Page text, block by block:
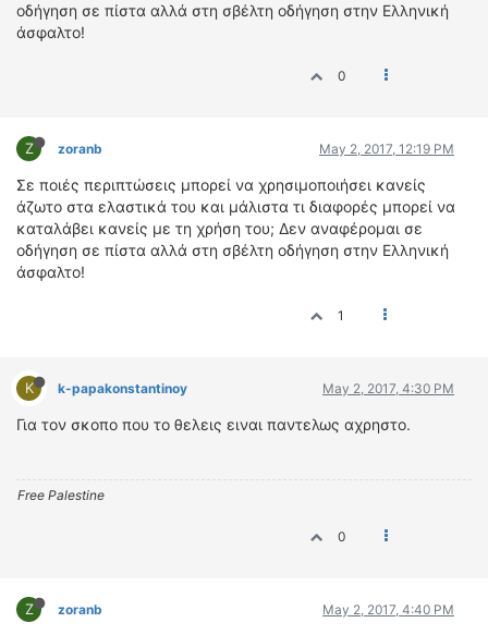
οδήγηση σε πίστα αλλά στη σβέλτη οδήγηση στην Ελληνική
άσφαλτο!
0
Z zoranb May 2, 2017, 12:19 PM
Σε ποιές περιπτώσεις μπορεί να χρησιμοποιήσει κανείς
άζωτο στα ελαστικά του και μάλιστα τι διαφορές μπορεί να
καταλάβει κανείς με τη χρήση του; Δεν αναφέρομαι σε
οδήγηση σε πίστα αλλά στη σβέλτη οδήγηση στην Ελληνική
άσφαλτο!
1
K k-papakonstantinoy May 2, 2017, 4:30 PM
Για τον σκοπο που το θελεις ειναι παντελως αχρηστο.
Free Palestine
0
Z zoranb May 2, 2017, 4:40 PM
ΔΟΚΙΜΕΣ – ΠΑΡΟΥΣΙΑΣΕΙΣ
ΕΙΔΗΣΕΙΣ
WRC
ΕΛΛΗΝΙΚΟΙ ΑΓΩΝΕΣ
ΤΙΜΕΣ
ΠΡΟΣΩΠΙΚΟΤΗΤΕΣ
ΑΓΟΡΑ
2ΤΡΟΧΟΙ